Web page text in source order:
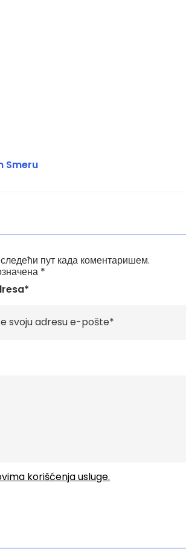
Smeru
*
korišćenja usluge.
пут када коментаришем.